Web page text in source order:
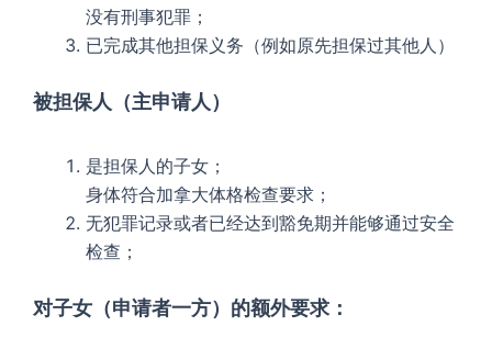
没有刑事犯罪；
已完成其他担保义务（例如原先担保过其他人）
被担保人（主申请人）
是担保人的子女；
身体符合加拿大体格检查要求；
无犯罪记录或者已经达到豁免期并能够通过安全
检查；
对子女（申请者一方）的额外要求：